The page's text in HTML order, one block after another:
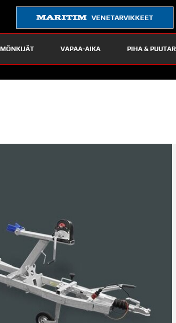
VENETARVIKKEET
MÖNKIJÄT VAPAA-AIKA PIHA &